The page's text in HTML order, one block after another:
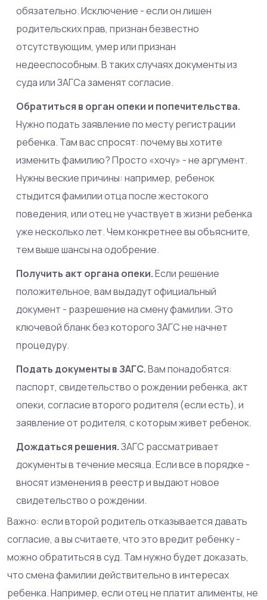
обязательно. Исключение - если он лишен
родительских прав, признан безвестно
отсутствующим, умер или признан
недееспособным. В таких случаях документы из
суда или ЗАГСа заменят согласие.
Обратиться в орган опеки и попечительства.
Нужно подать заявление по месту регистрации
ребенка. Там вас спросят: почему вы хотите
изменить фамилию? Просто «хочу» - не аргумент.
Нужны веские причины: например, ребенок
стыдится фамилии отца после жестокого
поведения, или отец не участвует в жизни ребенка
уже несколько лет. Чем конкретнее вы объясните,
тем выше шансы на одобрение.
Получить акт органа опеки.Если решение
положительное, вам выдадут официальный
документ - разрешение на смену фамилии. Это
ключевой бланк без которого ЗАГС не начнет
процедуру.
Подать документы в ЗАГС.Вам понадобятся:
паспорт, свидетельство о рождении ребенка, акт
опеки, согласие второго родителя (если есть), и
заявление от родителя, с которым живет ребенок.
Дождаться решения.ЗАГС рассматривает
документы в течение месяца. Если все в порядке -
вносят изменения в реестр и выдают новое
свидетельство о рождении.
Важно: если второй родитель отказывается давать
согласие, а вы считаете, что это вредит ребенку -
можно обратиться в суд. Там нужно будет доказать,
что смена фамилии действительно в интересах
ребенка. Например, если отец не платит алименты, не